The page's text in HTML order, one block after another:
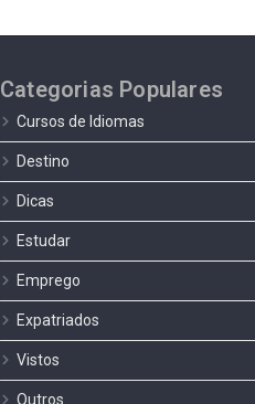
Categorias Populares
Cursos de Idiomas
Destino
Dicas
Estudar
Emprego
Expatriados
Vistos
Outros